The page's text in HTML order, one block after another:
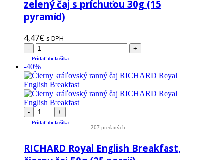
zelený čaj s príchuťou 30g (15
pyramíd)
4,47€ s DPH
- +
Pridať do košíka
-40%
- +
Pridať do košíka
207 predaných
RICHARD Royal English Breakfast,